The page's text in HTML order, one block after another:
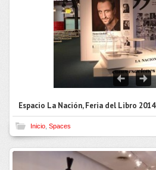
Espacio La Nación, Feria del Libro 2014
Inicio, Spaces